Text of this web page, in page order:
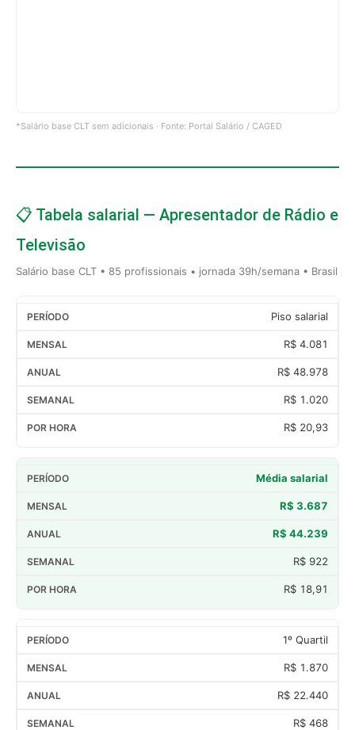
*Salário base CLT sem adicionais · Fonte: Portal Salário / CAGED
📋 Tabela salarial — Apresentador de Rádio e
Televisão
Salário base CLT • 85 profissionais • jornada 39h/semana • Brasil
Piso salarial
R$ 4.081
R$ 48.978
R$ 1.020
R$ 20,93
Média salarial
R$ 3.687
R$ 44.239
R$ 922
R$ 18,91
1º Quartil
R$ 1.870
R$ 22.440
R$ 468